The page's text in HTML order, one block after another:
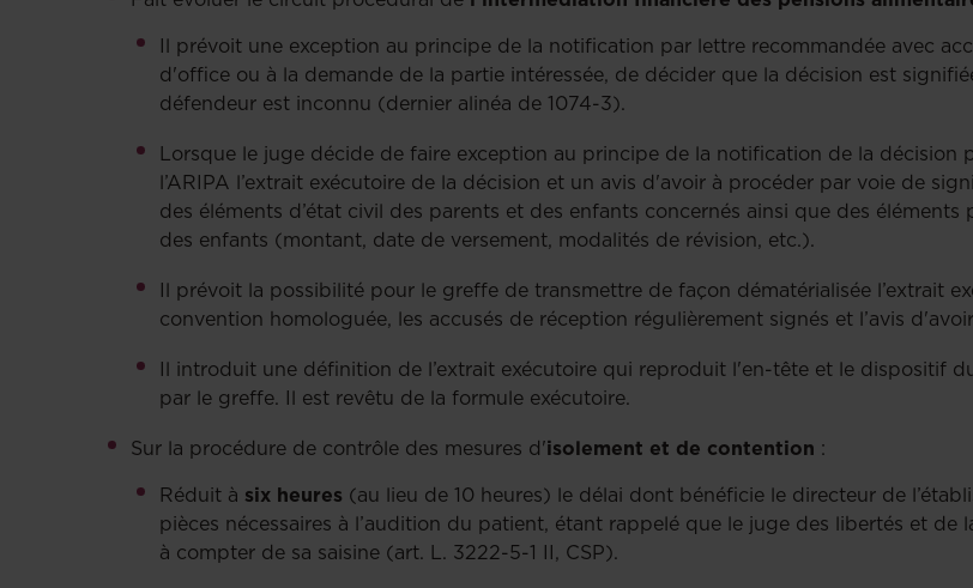
Il prévoit une exception au principe de la notification par lettre recommandée avec
d'office ou à la demande de la partie intéressée, de décider que la décision est
défendeur est inconnu (dernier alinéa de 1074-3).
Lorsque le juge décide de faire exception au principe de la notification de la décision
l’ARIPA l’extrait exécutoire de la décision et un avis d'avoir à procéder par voie de
des éléments d’état civil des parents et des enfants concernés ainsi que des
des enfants (montant, date de versement, modalités de révision, etc.).
Il prévoit la possibilité pour le greffe de transmettre de façon dématérialisée l’extrait
convention homologuée, les accusés de réception régulièrement signés et l’avis
Il introduit une définition de l’extrait exécutoire qui reproduit l'en-tête et le dispositif
par le greffe. Il est revêtu de la formule exécutoire.
Sur la procédure de contrôle des mesures d'isolement et de contention :
Réduit à six heures (au lieu de 10 heures) le délai dont bénéficie le directeur de
pièces nécessaires à l’audition du patient, étant rappelé que le juge des libertés et
à compter de sa saisine (art. L. 3222-5-1 II, CSP).